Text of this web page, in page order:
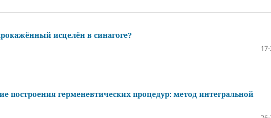
исцелён в синагоге?
построения герменевтических процедур: метод интегральной